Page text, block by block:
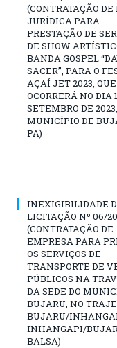
(CONTRATAÇÃO DE
JURÍDICA PARA
PRESTAÇÃO DE
DE SHOW
BANDA GOSPEL
SACER”, PARA O
AÇAÍ JET 2023, QUE
OCORRERÁ NO DIA
SETEMBRO DE
MUNICÍPIO DE
PA)
INEXIGIBILIDADE
LICITAÇÃO Nº 06/
(CONTRATAÇÃO DE
EMPRESA PARA
OS SERVIÇOS DE
TRANSPORTE DE
PÚBLICOS NA
DA SEDE DO
BUJARU, NO
BUJARU/
INHANGAPI/
BALSA)